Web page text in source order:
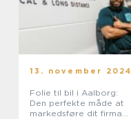
13. november 2024
Folie til bil i Aalborg:
Den perfekte måde at
markedsføre dit firma